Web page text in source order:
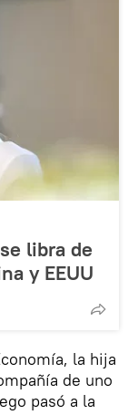
libra de
y EEUU
la hija
de uno
pasó a la